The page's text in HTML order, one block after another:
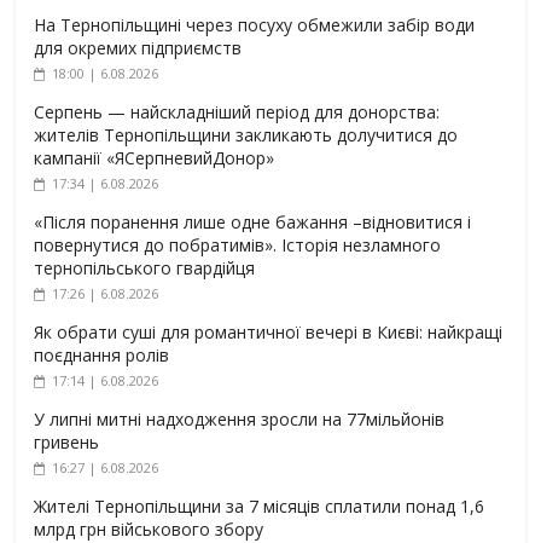
На Тернопільщині через посуху обмежили забір води
для окремих підприємств
18:00 | 6.08.2026
Серпень — найскладніший період для донорства:
жителів Тернопільщини закликають долучитися до
кампанії «ЯСерпневийДонор»
17:34 | 6.08.2026
«Після поранення лише одне бажання –відновитися і
повернутися до побратимів». Історія незламного
тернопільського гвардійця
17:26 | 6.08.2026
Як обрати суші для романтичної вечері в Києві: найкращі
поєднання ролів
17:14 | 6.08.2026
У липні митні надходження зросли на 77мільйонів
гривень
16:27 | 6.08.2026
Жителі Тернопільщини за 7 місяців сплатили понад 1,6
млрд грн військового збору